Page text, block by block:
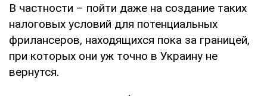
В частности – пойти даже на создание таких
налоговых условий для потенциальных
фрилансеров, находящихся пока за границей,
при которых они уж точно в Украину не
вернутся.